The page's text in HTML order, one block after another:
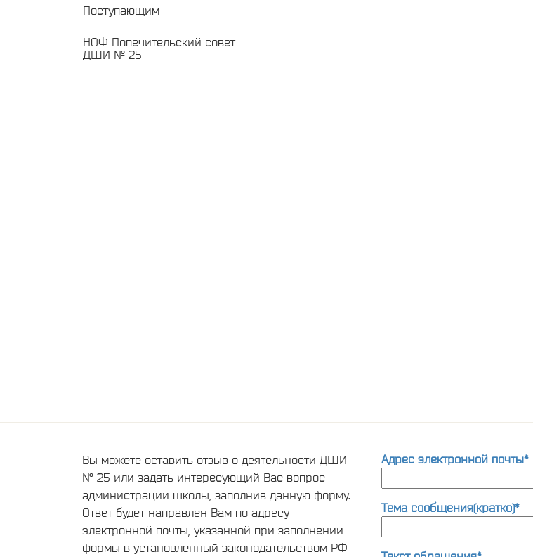
Поступающим
НОФ Попечительский совет
ДШИ № 25
Вы можете оставить отзыв о деятельности ДШИ
№ 25 или задать интересующий Вас вопрос
администрации школы, заполнив данную форму.
Ответ будет направлен Вам по адресу
электронной почты, указанной при заполнении
формы в установленный законодательством РФ
Адрес электронной почты*
Тема сообщения(кратко)*